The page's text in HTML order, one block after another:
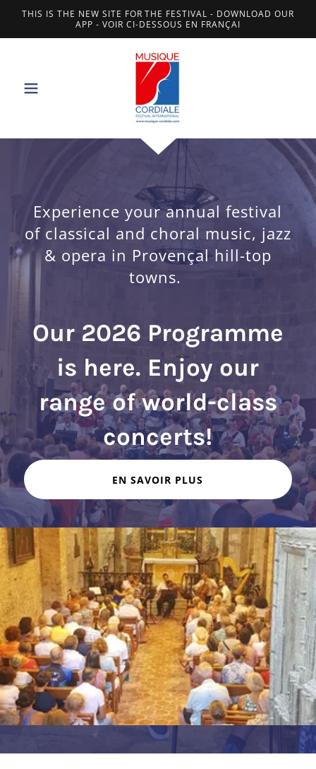
THIS IS THE NEW SITE FOR THE FESTIVAL - DOWNLOAD OUR
APP - VOIR CI-DESSOUS EN FRANÇAI
Experience your annual festival
of classical and choral music, jazz
& opera in Provençal hill-top
towns.
Our 2026 Programme
is here. Enjoy our
range of world-class
concerts!
EN SAVOIR PLUS